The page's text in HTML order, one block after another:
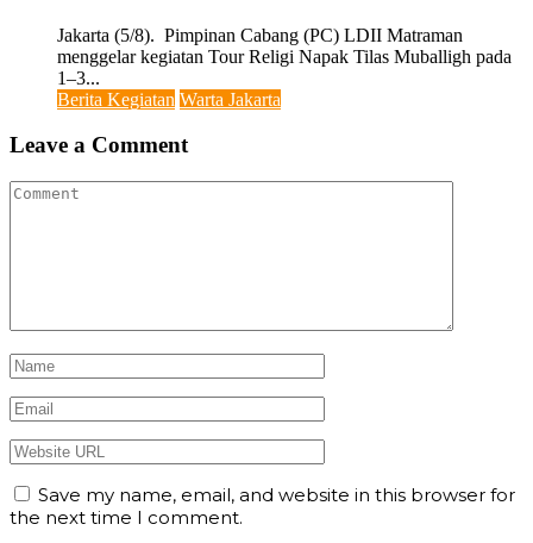
Jakarta (5/8). Pimpinan Cabang (PC) LDII Matraman
menggelar kegiatan Tour Religi Napak Tilas Muballigh pada
1–3...
Berita Kegiatan Warta Jakarta
Leave a Comment
Save my name, email, and website in this browser for
the next time I comment.